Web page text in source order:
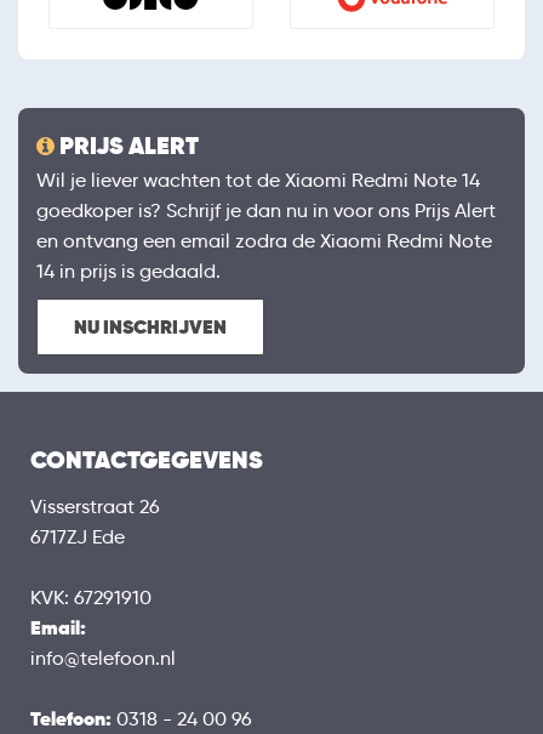
PRIJS ALERT
Wil je liever wachten tot de Xiaomi Redmi Note 14
goedkoper is? Schrijf je dan nu in voor ons Prijs Alert
en ontvang een email zodra de Xiaomi Redmi Note
14 in prijs is gedaald.
NU INSCHRIJVEN
CONTACTGEGEVENS
Visserstraat 26
6717ZJ Ede
KVK: 67291910
Email:
info@telefoon.nl
Telefoon: 0318 - 24 00 96